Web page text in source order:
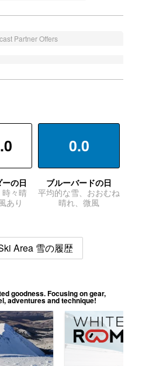
Partner Offers
の日
時々晴
あり
0.0
ブルーバードの日
平均的な雪、おおむね
晴れ、微風
Area 雪の履歴